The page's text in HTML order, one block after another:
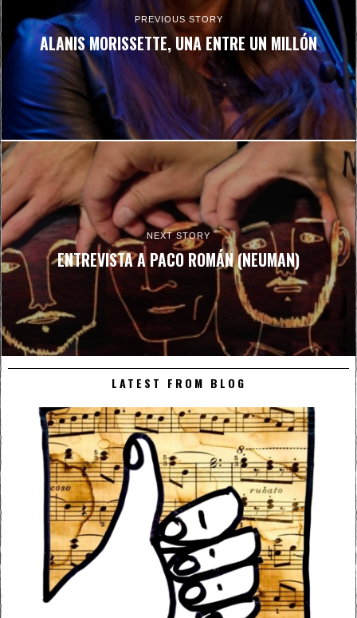
PREVIOUS STORY
ALANIS MORISSETTE, UNA ENTRE UN MILLÓN
NEXT STORY
ENTREVISTA A PACO ROMÁN (NEUMAN)
LATEST FROM BLOG